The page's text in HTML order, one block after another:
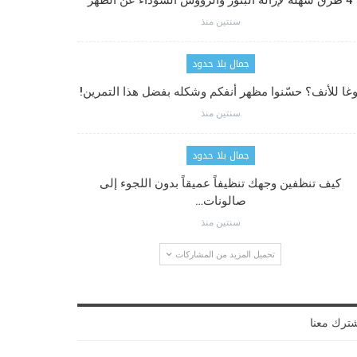
سنتين منذ
جمال بلا حدود
للأنف؟ حسّنوا مظهر أنفكم وشكله بفضل هذا التمرين!
سنتين منذ
جمال بلا حدود
كيف تنظفين وجهك تنظيفاً عميقاً بدون اللجوء إلى
صالونات…
سنتين منذ
تحميل المزيد من المشاركات
معنا